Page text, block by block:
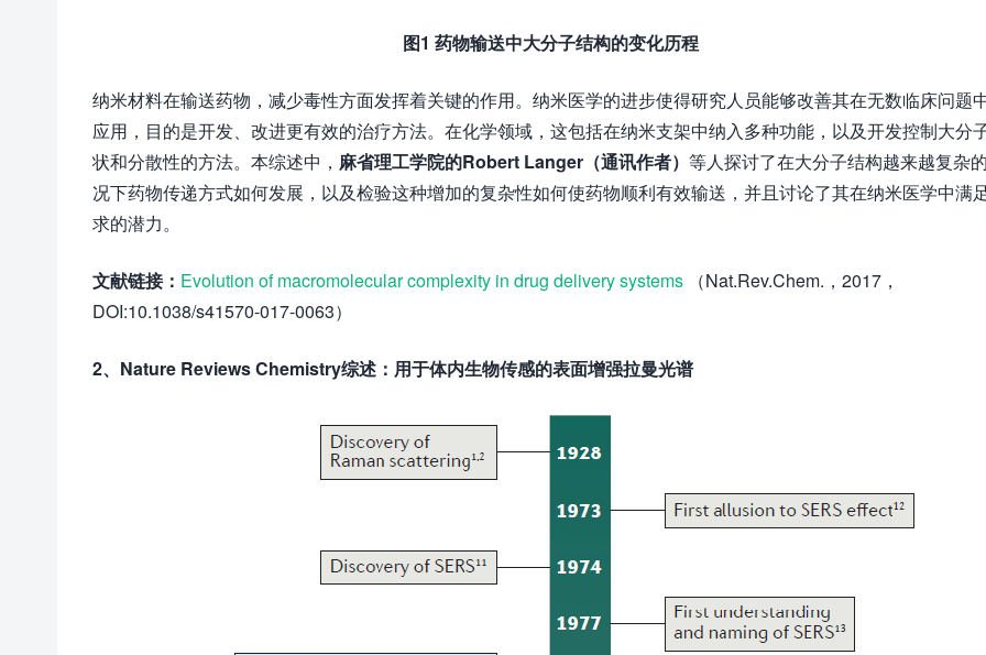
图1 药物输送中大分子结构的变化历程
纳米材料在输送药物，减少毒性方面发挥着关键的作用。纳米医学的进步使得研究人员能够改善其在无数临床问题
应用，目的是开发、改进更有效的治疗方法。在化学领域，这包括在纳米支架中纳入多种功能，以及开发控制大分
状和分散性的方法。本综述中， 麻省理工学院的Robert Langer（通讯作者） 等人探讨了在大分子结构越来越复杂
况下药物传递方式如何发展，以及检验这种增加的复杂性如何使药物顺利有效输送，并且讨论了其在纳米医学中满
求的潜力。
文献链接： Evolution of macromolecular complexity in drug delivery systems
（Nat.Rev.Chem.，2017，
DOI:10.1038/s41570-017-0063）
2、Nature Reviews Chemistry综述：用于体内生物传感的表面增强拉曼光谱